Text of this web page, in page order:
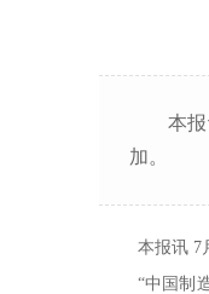
本
加。
本报讯 7
“中国制